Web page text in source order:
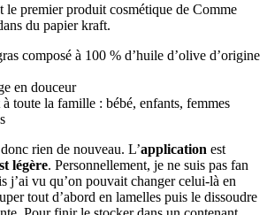
le premier produit cosmétique de Comme
du papier kraft.
composé à 100 % d’huile d’olive d’origine
en douceur
toute la famille : bébé, enfants, femmes
rien de nouveau. L’application est
légère. Personnellement, je ne suis pas fan
j’ai vu qu’on pouvait changer celui-là en
tout d’abord en lamelles puis le dissoudre